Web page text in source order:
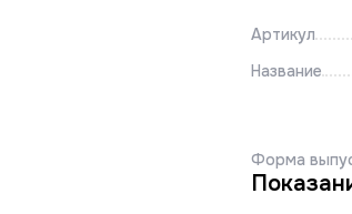
Артикул
Название
Форма